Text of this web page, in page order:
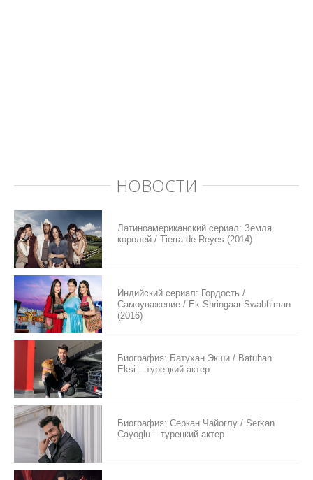
НОВОСТИ
Латиноамериканский сериал: Земля
королей / Tierra de Reyes (2014)
Индийский сериал: Гордость /
Самоуважение / Ek Shringaar Swabhiman
(2016)
Биография: Батухан Экши / Batuhan
Eksi – турецкий актер
Биография: Серкан Чайоглу / Serkan
Cayoglu – турецкий актер